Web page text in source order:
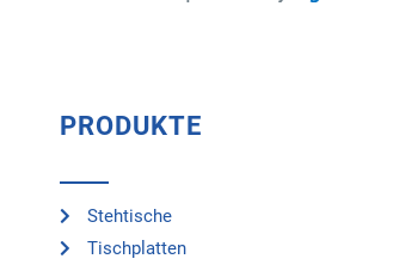
PRODUKTE
Stehtische
Tischplatten